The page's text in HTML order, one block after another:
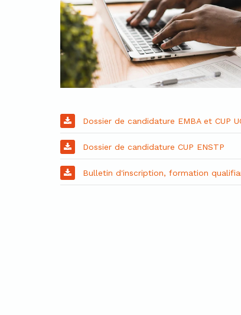
Dossier de candidature EMBA et CUP
Dossier de candidature CUP ENSTP
Bulletin d'inscription, formation